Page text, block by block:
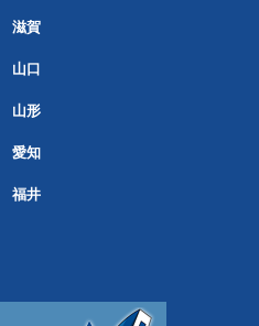
滋賀
山口
山形
愛知
福井